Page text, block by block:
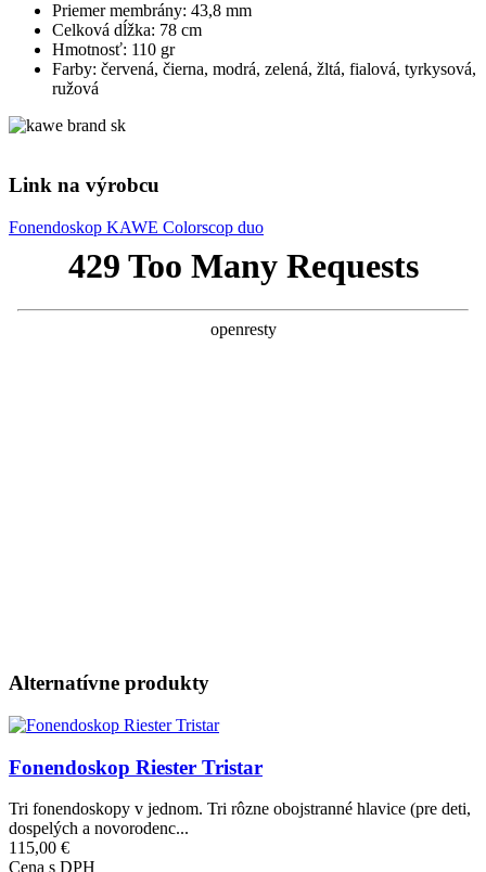
Priemer membrány: 43,8 mm
Celková dĺžka: 78 cm
Hmotnosť: 110 gr
Farby: červená, čierna, modrá, zelená, žltá, fialová, tyrkysová,
ružová
Link na výrobcu
Fonendoskop KAWE Colorscop duo
Alternatívne produkty
Obrázok
Fonendoskop Riester Tristar
Tri fonendoskopy v jednom. Tri rôzne obojstranné hlavice (pre deti,
dospelých a novorodenc...
115,00 €
Cena s DPH